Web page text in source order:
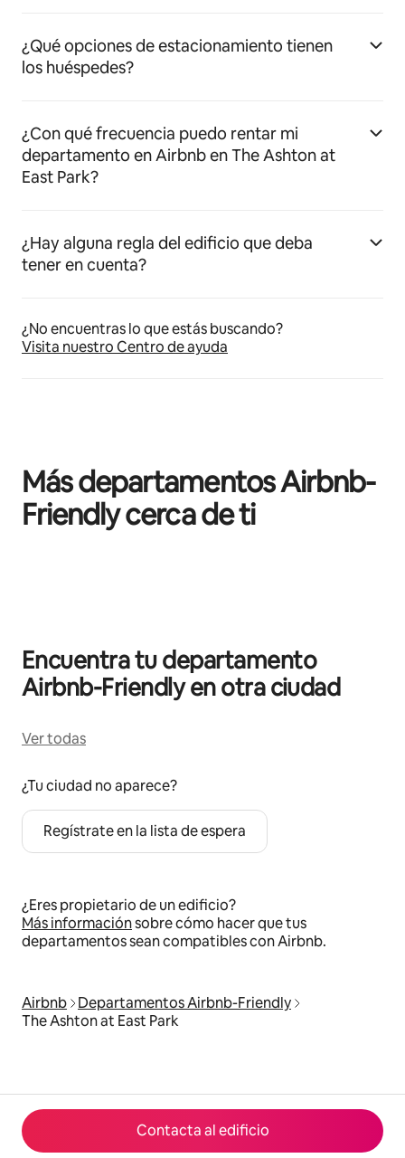
Contacta al edificio
¿Qué opciones de estacionamiento tienen
los huéspedes?
¿Con qué frecuencia puedo rentar mi
departamento en Airbnb en The Ashton at
East Park?
¿Hay alguna regla del edificio que deba
tener en cuenta?
¿No encuentras lo que estás buscando?
Visita nuestro Centro de ayuda
Más departamentos Airbnb-
Friendly cerca de ti
Encuentra tu departamento
Airbnb-Friendly en otra ciudad
Ver todas
¿Tu ciudad no aparece?
Regístrate en la lista de espera
¿Eres propietario de un edificio?
Más informaciónsobre cómo hacer que tus
departamentos sean compatibles con Airbnb.
Airbnb
Departamentos Airbnb-Friendly
The Ashton at East Park